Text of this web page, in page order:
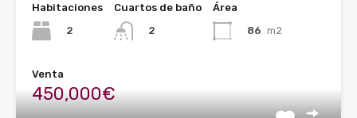
Habitaciones
2
Cuartos de baño
2
Área
86 m2
Venta
450,000€